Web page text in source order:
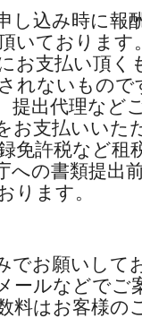
し込み時に報
いております
お支払い頂く
れないもので
提出代理など
お支払いいた
免許税など租
への書類提出
ります。
でお願いして
ールなどでご
料はお客様の